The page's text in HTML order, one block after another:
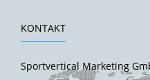
KONTAKT
Sportvertical Marketing